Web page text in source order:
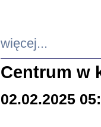
więcej...
Centrum w
02.02.2025